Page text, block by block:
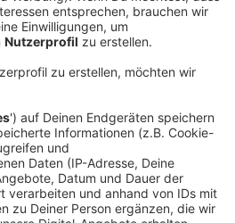
ab 22 Uhr bis Montagfrüh
Die Rheinbahn setzt
Verkehr aufrechtzuerhalten.
werden zudem einige
sind unter anderem
"Prinzenallee", die